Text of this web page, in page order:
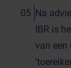
Na
IBR is
van een